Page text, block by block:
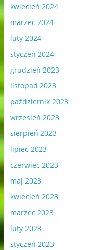
kwiecień 2024
marzec 2024
luty 2024
styczeń 2024
grudzień 2023
listopad 2023
październik 2023
wrzesień 2023
sierpień 2023
lipiec 2023
czerwiec 2023
maj 2023
kwiecień 2023
marzec 2023
luty 2023
styczeń 2023